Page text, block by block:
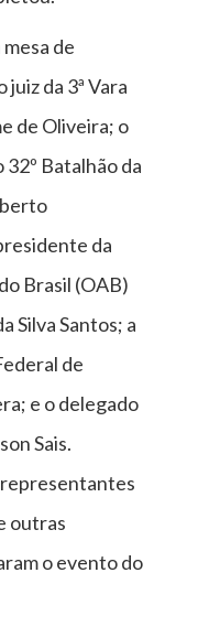
de
da 3ª Vara
de Oliveira; o
Batalhão da
da
Brasil (OAB)
Silva Santos; a
de
e o delegado
Sais.
outras
o evento do